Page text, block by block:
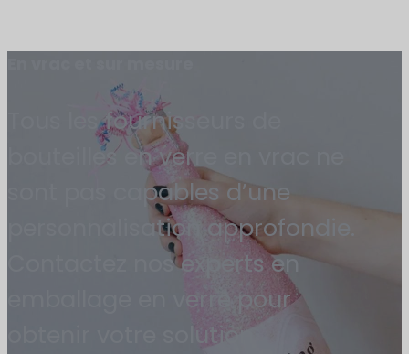
Tous les fournisseurs de
bouteilles en verre en vrac ne
sont pas capables d’une
personnalisation approfondie.
Contactez nos experts en
emballage en verre pour
obtenir votre solution